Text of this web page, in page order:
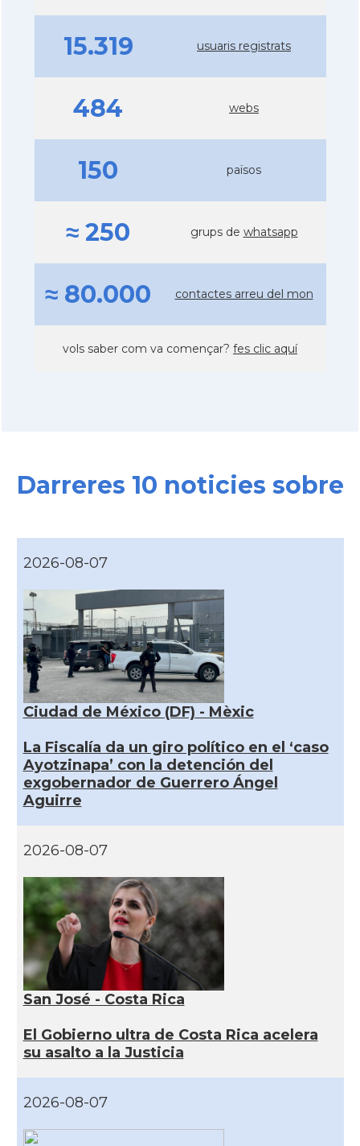
15.319 usuaris registrats
484 webs
150 països
≈ 250 grups de whatsapp
≈ 80.000 contactes arreu del mon
vols saber com va començar? fes clic aquí
Darreres 10 noticies sobre
2026-08-07
Ciudad de México (DF) - Mèxic
La Fiscalía da un giro político en el ‘caso
Ayotzinapa’ con la detención del
exgobernador de Guerrero Ángel
Aguirre
2026-08-07
San José - Costa Rica
El Gobierno ultra de Costa Rica acelera
su asalto a la Justicia
2026-08-07